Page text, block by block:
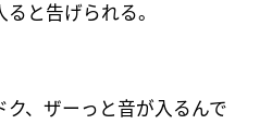
と告げられる。
ク、ザーっと音が入るんで